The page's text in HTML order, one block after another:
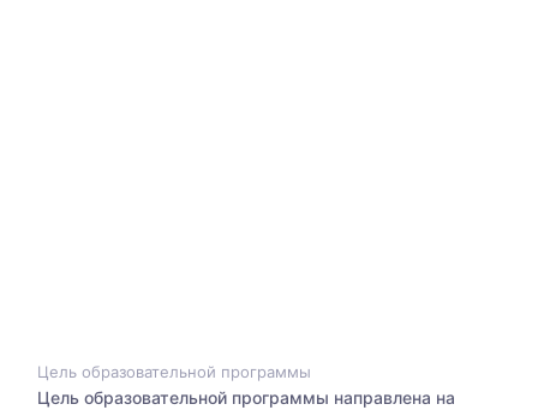
Цель образовательной программы
Цель образовательной программы направлена на